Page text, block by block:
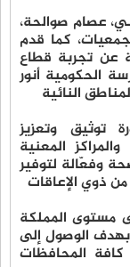
عصام صوالحة،
كما قدم
عن تجربة قطاع
الحكومية أنور
النائية
توثيق وتعزيز
المعنية
وفعّالة لتوفير
ذوي الإعاقات
مستوى المملكة
الوصول إلى
المحافظات